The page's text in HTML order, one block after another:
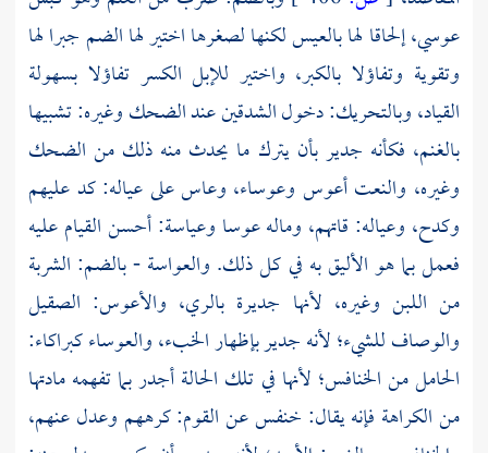
عوسي، إلحاقا لها بالعيس لكنها لصغرها اختير لها الضم جبرا لها
وتقوية وتفاؤلا بالكبر، واختير للإبل الكسر تفاؤلا بسهولة
القياد، وبالتحريك: دخول الشدقين عند الضحك وغيره: تشبيها
بالغنم، فكأنه جدير بأن يترك ما يحدث منه ذلك من الضحك
وغيره، والنعت أعوس وعوساء، وعاس على عياله: كد عليهم
وكدح، وعياله: قاتهم، وماله عوسا وعياسة: أحسن القيام عليه
فعمل بما هو الأليق به في كل ذلك. والعواسة - بالضم: الشربة
من اللبن وغيره، لأنها جديرة بالري، والأعوس: الصقيل
والوصاف للشيء؛ لأنه جدير بإظهار الخبء، والعوساء كبراكاء:
الحامل من الخنافس؛ لأنها في تلك الحالة أجدر بما تفهمه مادتها
من الكراهة فإنه يقال: خنفس عن القوم: كرههم وعدل عنهم،